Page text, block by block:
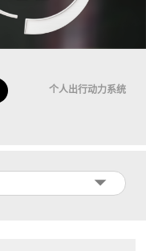
个人出行动力系统